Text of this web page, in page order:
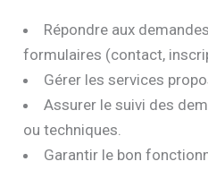
Répondre aux
formulaires (contact,
Gérer les services
Assurer le suivi des
ou techniques.
Garantir le bon